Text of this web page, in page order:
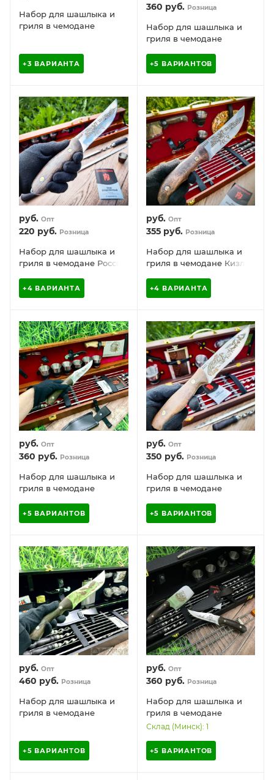
Набор для шашлыка и
гриля в чемодане
+3 ВАРИАНТА
360 руб. Розница
Набор для шашлыка и
гриля в чемодане
России, 15 предметов
+5 ВАРИАНТОВ
руб. Опт
220 руб. Розница
Набор для шашлыка и
гриля в чемодане Россия
+4 ВАРИАНТА
руб. Опт
355руб. Розница
Набор для шашлыка и
гриля в чемодане Кизляр
предметов с подставкой
для горячего
+4 ВАРИАНТА
руб. Опт
360 руб. Розница
Набор для шашлыка и
гриля в чемодане
России, 18 предметов
+5 ВАРИАНТОВ
руб. Опт
350 руб. Розница
Набор для шашлыка и
гриля в чемодане
России, 16 предметов
+5 ВАРИАНТОВ
руб. Опт
460 руб. Розница
Набор для шашлыка и
гриля в чемодане
+5 ВАРИАНТОВ
руб. Опт
360 руб. Розница
Набор для шашлыка и
гриля в чемодане
Царский №3 Кизляр
барбекю для рыбы
Склад (Минск): 1
+5 ВАРИАНТОВ